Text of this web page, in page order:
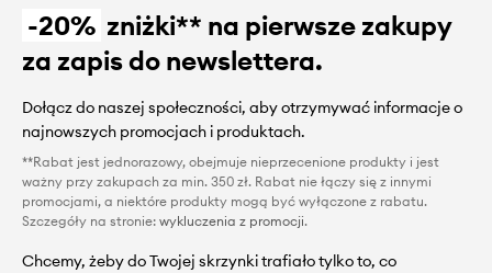
-20% zniżki** na pierwsze zakupy
za zapis do newslettera.
Dołącz do naszej społeczności, aby otrzymywać informacje o
najnowszych promocjach i produktach.
**Rabat jest jednorazowy, obejmuje nieprzecenione produkty i jest
ważny przy zakupach za min. 350 zł. Rabat nie łączy się z innymi
promocjami, a niektóre produkty mogą być wyłączone z rabatu.
Szczegóły na stronie: wykluczenia z promocji.
Chcemy, żeby do Twojej skrzynki trafiało tylko to, co